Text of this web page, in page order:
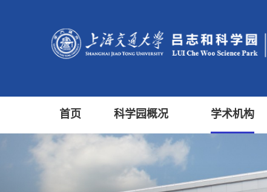
首页 科学园概况 学术机构